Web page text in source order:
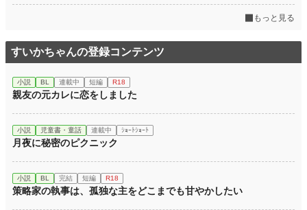
もっと見る
すいかちゃんの登録コンテンツ
小説 BL 連載中 短編 R18
親友の元カレに恋をしました
小説 児童書・童話 連載中 ｼｮｰﾄｼｮｰﾄ
月夜に秘密のピクニック
小説 BL 完結 短編 R18
策略家の執事は、孤独な主をどこまでも甘やかしたい